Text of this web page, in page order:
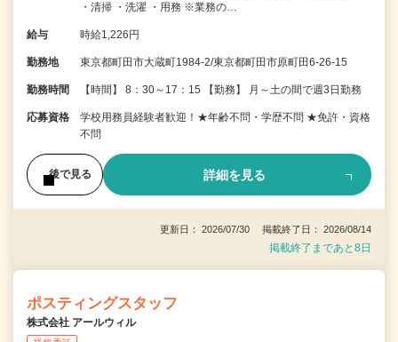
・清掃 ・洗濯 ・用務 ※業務の…
給与 時給1,226円
勤務地 東京都町田市大蔵町1984-2/東京都町田市原町田6-26-15
勤務時間 【時間】 8：30～17：15 【勤務】 月～土の間で週3日勤務
応募資格
学校用務員経験者歓迎！★年齢不問・学歴不問 ★免許・資格
不問
後で見る 詳細を見る
更新日： 2026/07/30 掲載終了日： 2026/08/14
掲載終了まであと8日
ポスティングスタッフ
株式会社 アールウィル